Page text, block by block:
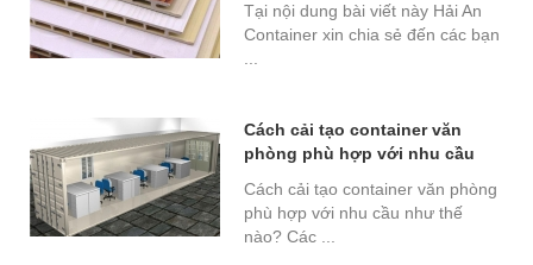
Tại nội dung bài viết này Hải An
Container xin chia sẻ đến các bạn
Cách cải tạo container văn
phòng phù hợp với nhu cầu
Cách cải tạo container văn phòng
phù hợp với nhu cầu như thế
nào? Các ...